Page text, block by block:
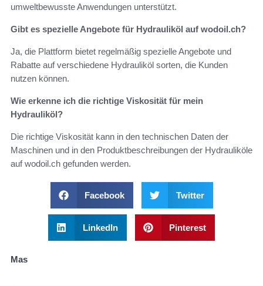
umweltbewusste Anwendungen unterstützt.
Gibt es spezielle Angebote für Hydrauliköl auf wodoil.ch?
Ja, die Plattform bietet regelmäßig spezielle Angebote und
Rabatte auf verschiedene Hydrauliköl sorten, die Kunden
nutzen können.
Wie erkenne ich die richtige Viskosität für mein
Hydrauliköl?
Die richtige Viskosität kann in den technischen Daten der
Maschinen und in den Produktbeschreibungen der Hydrauliköle
auf wodoil.ch gefunden werden.
Facebook Twitter
LinkedIn Pinterest
Mas